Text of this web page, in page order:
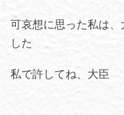
可哀想に思った私は
した
私で許してね、大臣